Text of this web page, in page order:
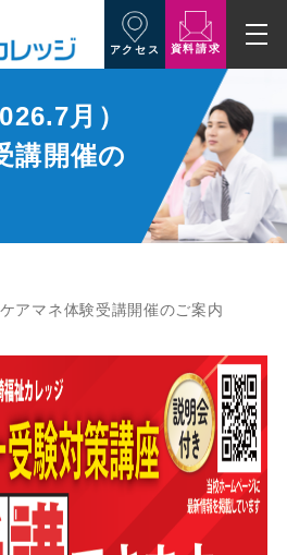
アクセス 資料請求
月）
講開催の
アマネ体験受講開催のご案内